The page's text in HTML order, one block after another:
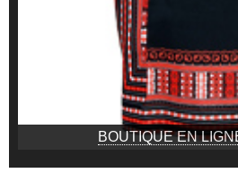
BOUTIQUE EN